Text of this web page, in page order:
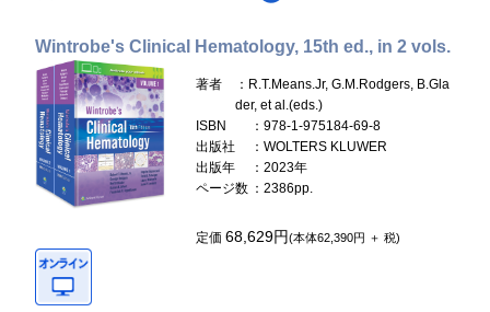
Wintrobe's Clinical Hematology, 15th ed., in 2 vols.
著者
：R.T.Means.Jr, G.M.Rodgers, B.Gla
der, et al.(eds.)
ISBN
：978-1-975184-69-8
出版社
：WOLTERS KLUWER
出版年
：2023年
ページ数 ：2386pp.
定価68,629円(本体62,390円 ＋ 税)